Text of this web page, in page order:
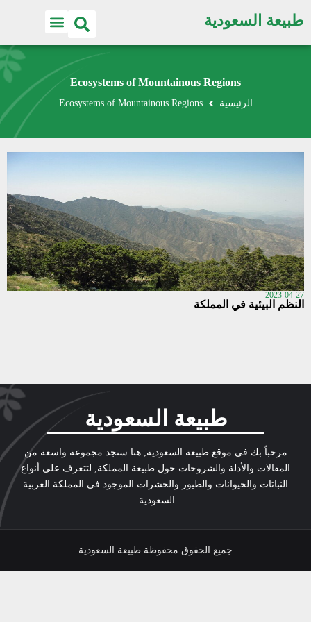
طبيعة السعودية
Ecosystems of Mountainous Regions
الرئيسية Ecosystems of Mountainous Regions
2023-04-27
النظم البيئية في المملكة
طبيعة السعودية
مرحباً بك في موقع طبيعة السعودية, هنا ستجد مجموعة واسعة من
المقالات والأدلة والشروحات حول طبيعة المملكة, لتتعرف على أنواع
النباتات والحيوانات والطيور والحشرات الموجود في المملكة العربية
السعودية.
جميع الحقوق محفوظة طبيعة السعودية